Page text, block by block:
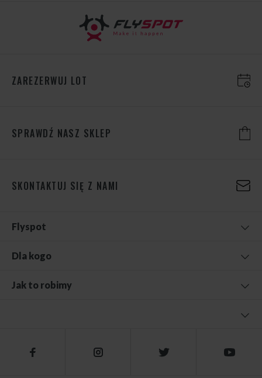
ZAREZERWUJ LOT
SPRAWDŹ NASZ SKLEP
SKONTAKTUJ SIĘ Z NAMI
Flyspot
Dla kogo
Jak to robimy